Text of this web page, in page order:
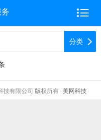

分类 
有限公司 版权所有 美网科技